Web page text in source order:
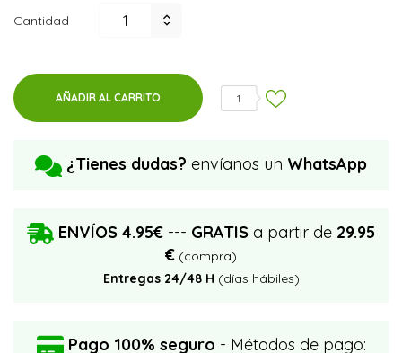
Cantidad
AÑADIR AL CARRITO 1
¿Tienes dudas? envíanos un WhatsApp
ENVÍOS 4.95€ --- GRATIS a partir de 29.95
€ (compra)
Entregas 24/48 H (días hábiles)
Pago 100% seguro - Métodos de pago: